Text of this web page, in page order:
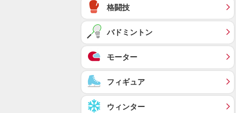
格闘技
バドミントン
モーター
フィギュア
ウィンター